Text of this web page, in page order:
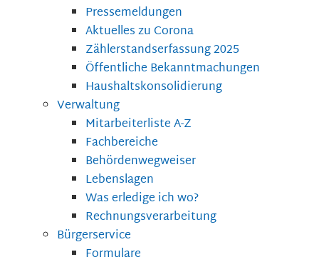
Pressemeldungen
Aktuelles zu Corona
Zählerstandserfassung 2025
Öffentliche Bekanntmachungen
Haushaltskonsolidierung
Verwaltung
Mitarbeiterliste A-Z
Fachbereiche
Behördenwegweiser
Lebenslagen
Was erledige ich wo?
Rechnungsverarbeitung
Bürgerservice